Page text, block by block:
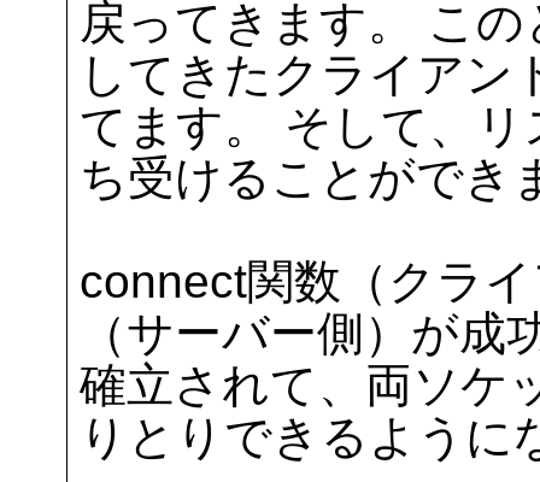
戻ってきます。 こ
してきたクライアン
てます。 そして、
ち受けることができ
connect関数（クラ
（サーバー側）が
確立されて、両ソケ
りとりできるように